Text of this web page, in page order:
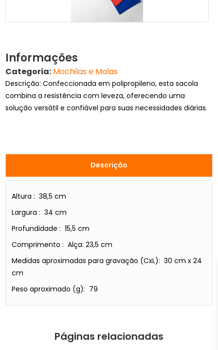
Informações
Categoria: Mochilas e Malas
Descrição: Confeccionada em polipropileno, esta sacola
combina a resistência com leveza, oferecendo uma
solução versátil e confiável para suas necessidades diárias.
Descrição
Altura : 38,5 cm
Largura : 34 cm
Profundidade : 15,5 cm
Comprimento : Alça: 23,5 cm
Medidas aproximadas para gravação (CxL): 30 cm x 24
cm
Peso aproximado (g): 79
Páginas relacionadas